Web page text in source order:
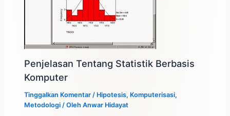
Penjelasan Tentang Statistik Berbasis
Komputer
Tinggalkan Komentar / Hipotesis, Komputerisasi,
Metodologi / OlehAnwar Hidayat